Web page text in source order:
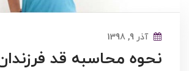
آذر 9, 1398
نحوه محاسبه قد